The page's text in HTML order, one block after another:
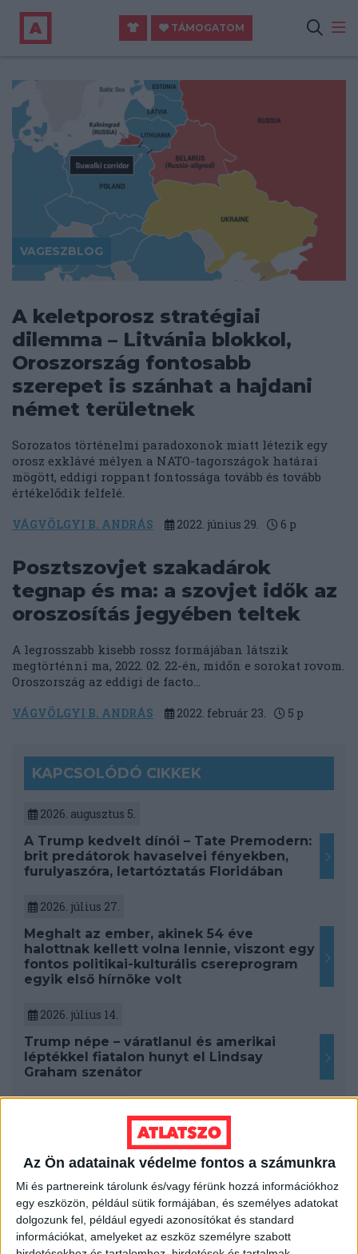
Az Ön adatainak védelme fontos a számunkra
Mi és partnereink tárolunk és/vagy férünk hozzá információkhoz
egy eszközön, például sütik formájában, és személyes adatokat
dolgozunk fel, például egyedi azonosítókat és standard
információkat, amelyeket az eszköz személyre szabott
TÁMOGATOM
VAGESZBLOG
A keletporosz stratégiai
dilemma – Litvánia blokkol,
Oroszország fontosabb
szerepet is szánhat a hajdani
német területnek
Sorozatos történelmi paradoxonok miatt létezik egy
orosz exklávé mélyen a NATO-tagországok határai
mögött, eddigi roppant fontossága tovább és tovább
értékelődik felfelé.
VÁGVÖLGYI B. ANDRÁS 2022. június 29. 6 p
Posztszovjet szakadárok
tegnap és ma: a szovjet idők az
oroszosítás jegyében teltek
A legrosszabb kisebb rossz formájában látszik
megtörténni ma, 2022. 02. 22-én, midőn e sorokat rovom.
Oroszország az eddigi de facto...
VÁGVÖLGYI B. ANDRÁS 2022. február 23. 5 p
KAPCSOLÓDÓ CIKKEK
2026. augusztus 5.
A Trump kedvelt dínói – Tate Premodern:
brit predátorok havaselvei fényekben,
furulyaszóra, letartóztatás Floridában
2026. július 27.
Meghalt az ember, akinek 54 éve
halottnak kellett volna lennie, viszont egy
fontos politikai-kulturális csereprogram
egyik első hírnöke volt
2026. július 14.
Trump népe – váratlanul és amerikai
léptékkel fiatalon hunyt el Lindsay
Graham szenátor
A Trump-éra nagymenői – a tech-filozófus
Peter Thiel és az Argentínába menekülés
2026. június 12.
A legszégyenletesebb hivatal
legszégyenletesebb hivatalnoka könyvet
írt – a KGB nyelve a “szuverénmagyarnak”